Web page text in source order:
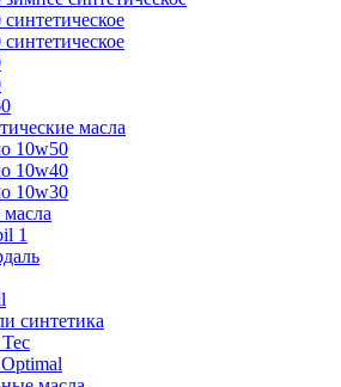
масла
10w50
10w40
10w30
1
синтетика